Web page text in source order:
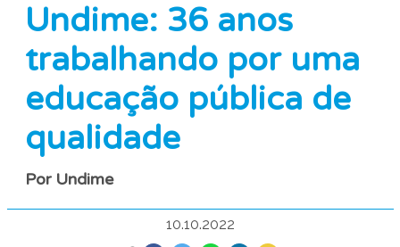
Undime: 36 anos
trabalhando por uma
educação pública de
qualidade
Por Undime
10.10.2022